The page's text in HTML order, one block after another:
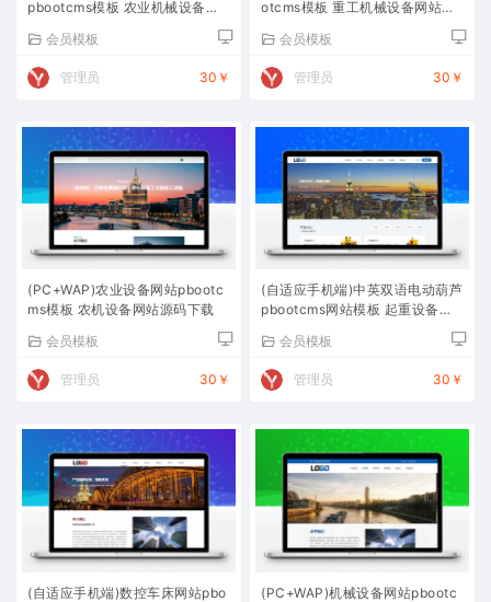
pbootcms模板 农业机械设备网
会员模板
管理员 30￥
otcms模板 重工机械设备网站源
会员模板
管理员 30￥
(PC+WAP)农业设备网站pbootc
ms模板 农机设备网站源码下载
会员模板
管理员 30￥
(自适应手机端)中英双语电动葫芦
pbootcms网站模板 起重设备网
会员模板
管理员 30￥
(自适应手机端)数控车床网站pbo
(PC+WAP)机械设备网站pbootc